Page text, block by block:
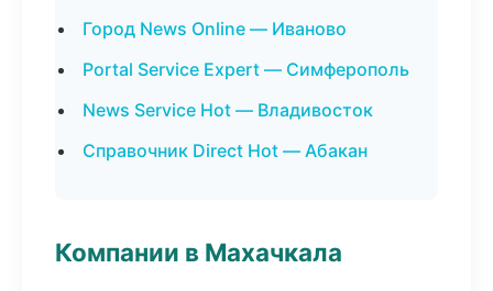
Город News Online — Иваново
Portal Service Expert — Симферополь
News Service Hot — Владивосток
Справочник Direct Hot — Абакан
Компании в Махачкала